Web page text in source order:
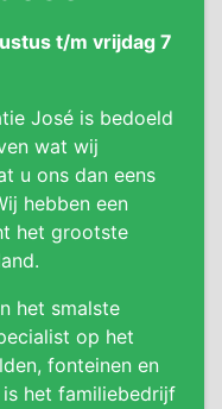
t/m vrijdag 7
José is bedoeld
wat wij
u ons dan eens
hebben een
het grootste
het smalste
op het
fonteinen en
het familiebedrijf